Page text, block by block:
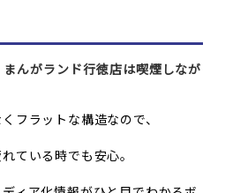
んがランド行徳店は喫煙しなが
フラットな構造なので、
ている時でも安心。